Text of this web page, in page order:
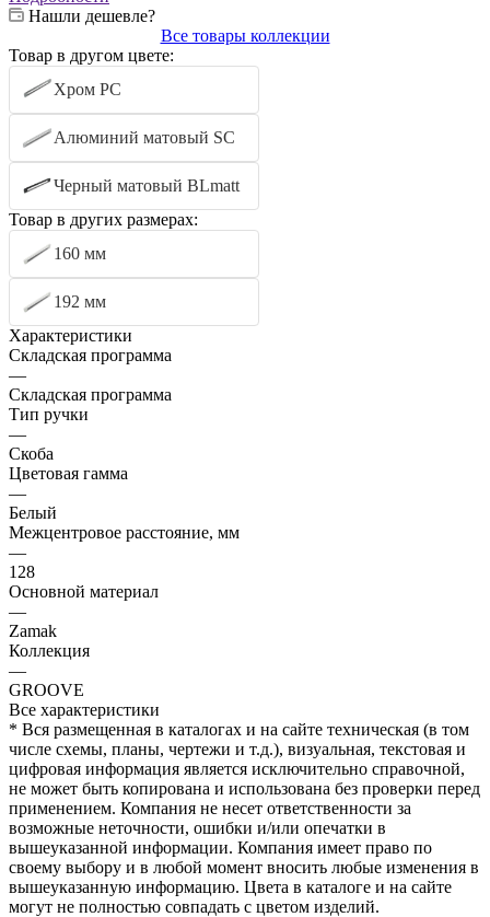
Нашли дешевле?
Все товары коллекции
Товар в другом цвете:
Хром PC
Алюминий матовый SC
Черный матовый BLmatt
Товар в других размерах:
160 мм
192 мм
Характеристики
Складская программа
—
Складская программа
Тип ручки
—
Скоба
Цветовая гамма
—
Белый
Межцентровое расстояние, мм
—
128
Основной материал
—
Zamak
Коллекция
—
GROOVE
Все характеристики
* Вся размещенная в каталогах и на сайте техническая (в том
числе схемы, планы, чертежи и т.д.), визуальная, текстовая и
цифровая информация является исключительно справочной,
не может быть копирована и использована без проверки перед
применением. Компания не несет ответственности за
возможные неточности, ошибки и/или опечатки в
вышеуказанной информации. Компания имеет право по
своему выбору и в любой момент вносить любые изменения в
вышеуказанную информацию. Цвета в каталоге и на сайте
могут не полностью совпадать с цветом изделий.